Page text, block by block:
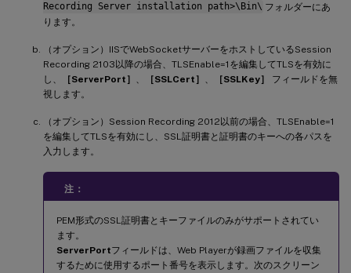
Recording Server installation path>\Bin\ フォルダーにあ
ります。
（オプション）IISでWebSocketサーバーをホストしているSession
Recording 2103以降の場合、TLSEnable=1を編集してTLSを有効に
し、
［ServerPort］ ［SSLCert］ ［SSLKey］
フィールドを無
視します。
（オプション）Session Recording 2012以前の場合、TLSEnable=1
を編集してTLSを有効にし、SSL証明書と証明書のキーへの各パスを
入力します。
注：
PEM形式のSSL証明書とキーファイルのみがサポートされてい
ます。
ServerPortフィールドは、Web Playerが録画ファイルを収集
するために使用するポート番号を表示します。次のスクリーン